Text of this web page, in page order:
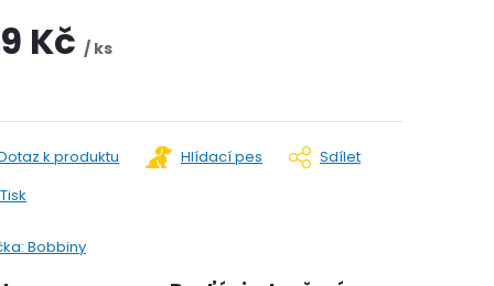
Kč / ks
Tisk
k produktu Hlídací pes Sdílet
Bobbiny